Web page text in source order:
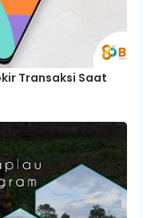
Transaksi Saat